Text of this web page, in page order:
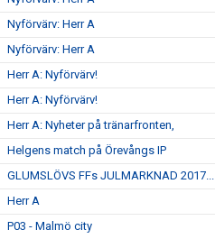
Nyförvärv: Herr A
Nyförvärv: Herr A
Herr A: Nyförvärv!
Herr A: Nyförvärv!
Herr A: Nyheter på tränarfronten,
Helgens match på Örevångs IP
GLUMSLÖVS FFs JULMARKNAD 2017...
Herr A
P03 - Malmö city